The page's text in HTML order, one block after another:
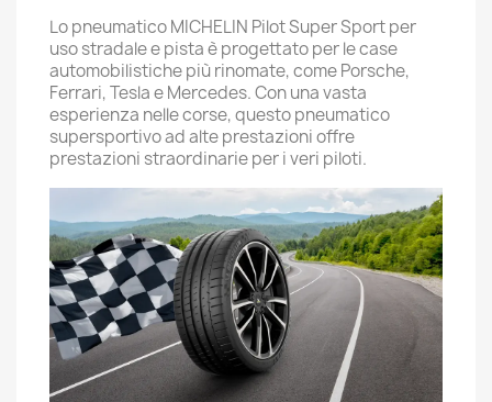
Lo pneumatico MICHELIN Pilot Super Sport per
uso stradale e pista è progettato per le case
automobilistiche più rinomate, come Porsche,
Ferrari, Tesla e Mercedes. Con una vasta
esperienza nelle corse, questo pneumatico
supersportivo ad alte prestazioni offre
prestazioni straordinarie per i veri piloti.